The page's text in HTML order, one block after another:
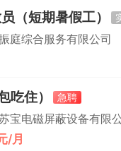
（短期暑假工）
庭综合服务有限公司
吃住）
急聘
宝电磁屏蔽设备有限
/月